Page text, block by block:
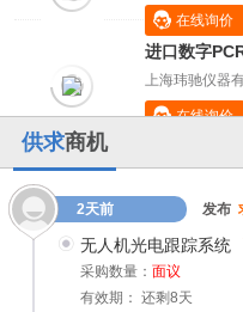
在线询价
进口数字
上海玮驰仪器
在线询价
供求商机
2天前 发布
无人机光电跟踪系统
采购数量： 面议
有效期： 还剩8天